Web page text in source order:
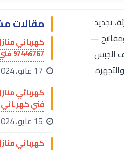
مقالات
كهربائي
97446767 فني كهربائي 24 ساعة
17 مايو، 2024
فني كهربائي 24 ساعة
15 مايو، 2024
كهربائي
تجديد
—
خلف الجبس